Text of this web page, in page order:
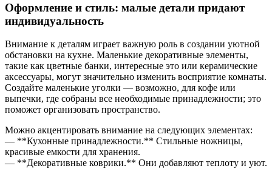
Оформление и стиль: малые детали придают
индивидуальность
Внимание к деталям играет важную роль в создании уютной
обстановки на кухне. Маленькие декоративные элементы,
такие как цветные банки, интересные это или керамические
аксессуары, могут значительно изменить восприятие комнаты.
Создайте маленькие уголки — возможно, для кофе или
выпечки, где собраны все необходимые принадлежности; это
поможет организовать пространство.
Можно акцентировать внимание на следующих элементах:
— **Кухонные принадлежности.** Стильные ножницы,
красивые емкости для хранения.
— **Декоративные коврики.** Они добавляют теплоту и уют.